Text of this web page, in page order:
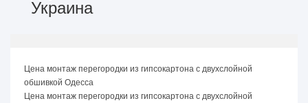
Украина
Цена монтаж перегородки из гипсокартона с двухслойной
обшивкой Одесса
Цена монтаж перегородки из гипсокартона с двухслойной